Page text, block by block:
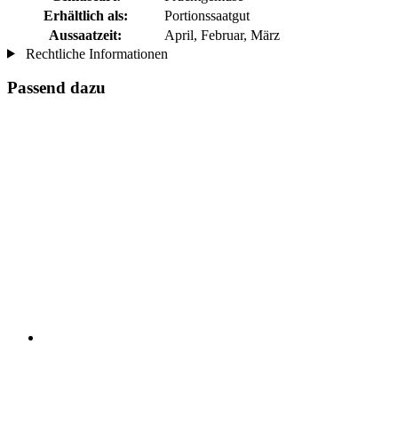
Erhältlich als:
Portionssaatgut
Aussaatzeit:
April, Februar, März
Rechtliche Informationen
Passend dazu